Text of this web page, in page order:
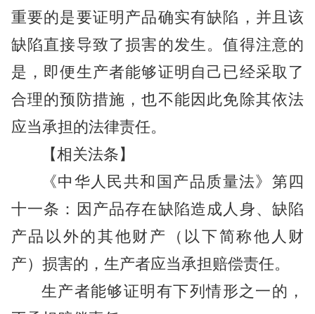
重要的是要证明产品确实有缺陷，并且该
缺陷直接导致了损害的发生。值得注意的
是，即便生产者能够证明自己已经采取了
合理的预防措施，也不能因此免除其依法
应当承担的法律责任。
【相关法条】
《中华人民共和国产品质量法》第四
十一条：因产品存在缺陷造成人身、缺陷
产品以外的其他财产（以下简称他人财
产）损害的，生产者应当承担赔偿责任。
生产者能够证明有下列情形之一的，